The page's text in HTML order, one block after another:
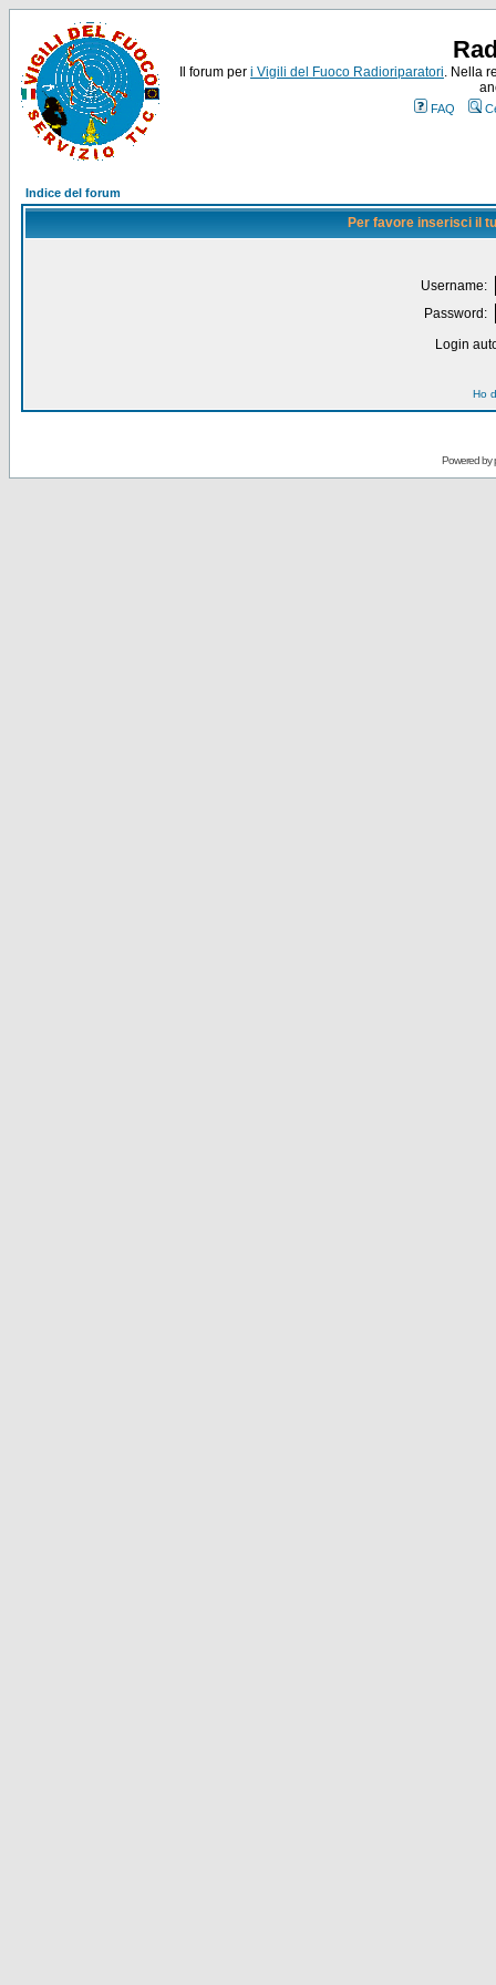
Il forum per i Vigili del Fuoco Radioriparatori. Nella
FAQ
Indice del forum
Per favore inserisci il
Username:
Password:
Login
Ho
Powered by